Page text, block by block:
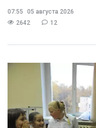
07:55
05 августа 2026
2642
12